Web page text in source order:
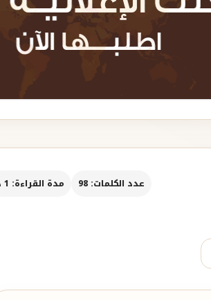
عدد الكلمات: 98 مدة القراءة: 1 د